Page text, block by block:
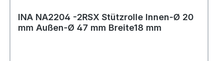
INA NA2204 -2RSX Stützrolle Innen-Ø 20
mm Außen-Ø 47 mm Breite18 mm